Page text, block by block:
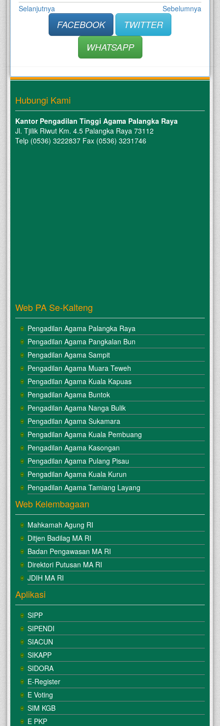
Selanjutnya Sebelumnya
FACEBOOK
TWITTER
WHATSAPP
Hubungi Kami
Kantor Pengadilan Tinggi Agama Palangka Raya
Jl. Tjilik Riwut Km. 4.5 Palangka Raya 73112
Telp (0536) 3222837 Fax (0536) 3231746
Web PA Se-Kalteng
Pengadilan Agama Palangka Raya
Pengadilan Agama Pangkalan Bun
Pengadilan Agama Sampit
Pengadilan Agama Muara Teweh
Pengadilan Agama Kuala Kapuas
Pengadilan Agama Buntok
Pengadilan Agama Nanga Bulik
Pengadilan Agama Sukamara
Pengadilan Agama Kuala Pembuang
Pengadilan Agama Kasongan
Pengadilan Agama Pulang Pisau
Pengadilan Agama Kuala Kurun
Pengadilan Agama Tamiang Layang
Web Kelembagaan
Mahkamah Agung RI
Ditjen Badilag MA RI
Badan Pengawasan MA RI
Direktori Putusan MA RI
JDIH MA RI
Aplikasi
SIPP
SIPENDI
SIACUN
SIKAPP
SIDORA
E-Register
E Voting
SIM KGB
E PKP